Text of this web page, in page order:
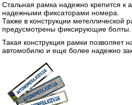
Стальная рамка надежно крепится к
надежными фиксаторами номера.
Также в конструкции метеллической
предусмотрены фиксирующие болты.
Такая конструкция рамки позволяет
автомобилю и еще более надежно